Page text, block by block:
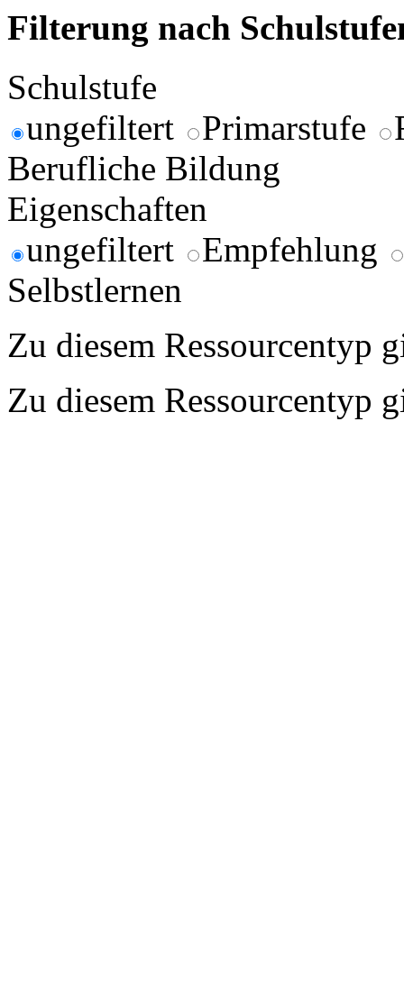
Filterung nach
Schulstufe
ungefiltert
Primarstufe
Berufliche Bildung
Eigenschaften
ungefiltert
Empfehlung
Selbstlernen
Zu diesem Ressourcentyp
Zu diesem Ressourcentyp